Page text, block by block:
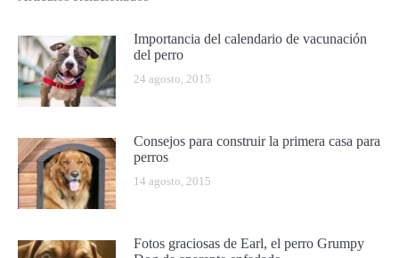
Importancia del calendario de vacunación
del perro
24 agosto, 2015
Consejos para construir la primera casa para
perros
14 agosto, 2015
Fotos graciosas de Earl, el perro Grumpy